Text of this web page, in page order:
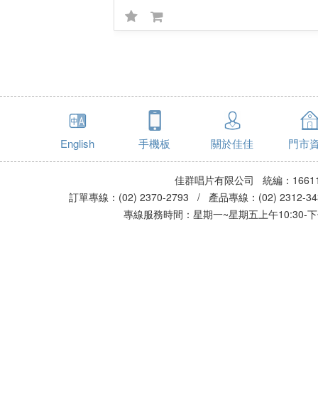
English 手機板 關於佳佳 門市
佳群唱片有限公司 統編：
訂單專線：(02) 2370-2793 / 產品專線：(02)
專線服務時間：星期一~星期五上午10:30-